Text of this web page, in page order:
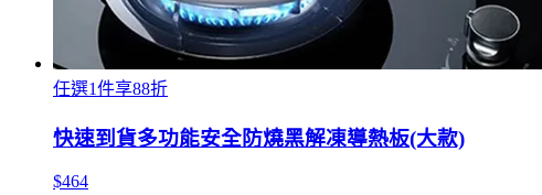
任選1件享88折
快速到貨多功能安全防燒黑解凍導熱板(大款)
$464